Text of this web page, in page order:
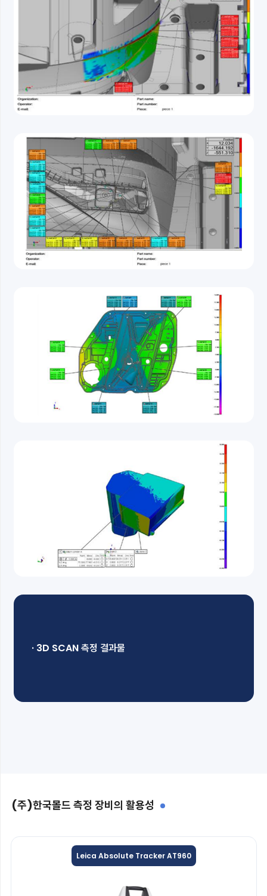
· 3D SCAN 측정 결과물
(주)한국몰드 측정 장비의 활용성
Leica Absolute Tracker AT960